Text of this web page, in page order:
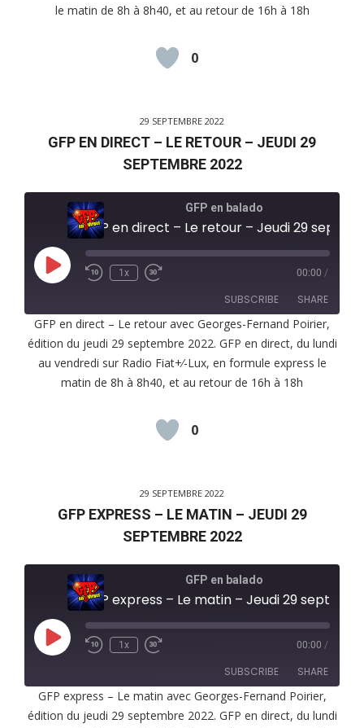
LINK
le matin de 8h à 8h40, et au retour de 16h à 18h
0
29 SEPTEMBRE 2022
GFP EN DIRECT – LE RETOUR – JEUDI 29
SEPTEMBRE 2022
GFP en balado
Play
Episode
1x 00:00 /
SUBSCRIBE SHARE
RSS FEED
SHARE
LINK
GFP en direct – Le retour avec Georges-Fernand Poirier,
édition du jeudi 29 septembre 2022. GFP en direct, du lundi
au vendredi sur Radio Fiat+⁄-Lux, en formule express le
matin de 8h à 8h40, et au retour de 16h à 18h
0
29 SEPTEMBRE 2022
GFP EXPRESS – LE MATIN – JEUDI 29
SEPTEMBRE 2022
GFP en balado
Play
Episode
1x 00:00 /
SUBSCRIBE SHARE
SHARE
GFP express – Le matin avec Georges-Fernand Poirier,
édition du jeudi 29 septembre 2022. GFP en direct, du lundi